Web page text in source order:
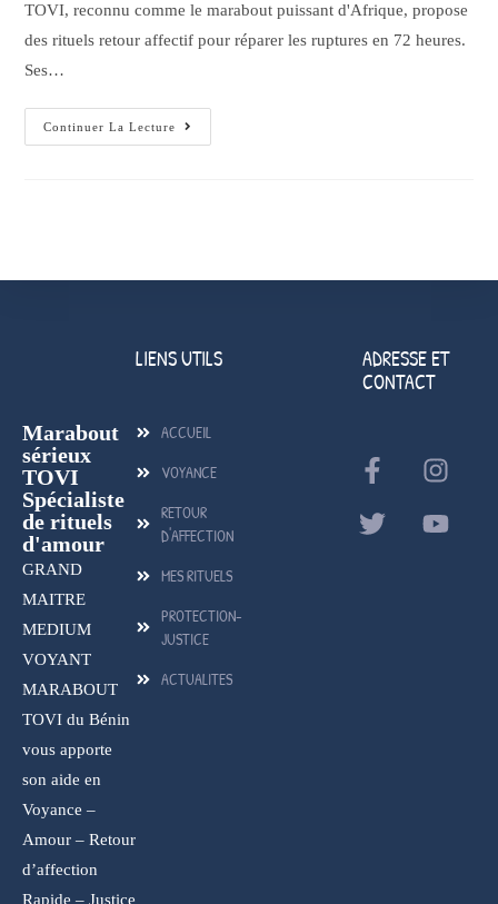
TOVI, reconnu comme le marabout puissant d'Afrique, propose
des rituels retour affectif pour réparer les ruptures en 72 heures.
Ses…
Continuer La Lecture
Marabout
sérieux
TOVI
Spécialiste
de rituels
d'amour
GRAND
MAITRE
MEDIUM
VOYANT
MARABOUT
TOVI du Bénin
vous apporte
son aide en
Voyance –
Amour – Retour
d’affection
Rapide – Justice
LIENS UTILS
ACCUEIL
VOYANCE
RETOUR
D'AFFECTION
MES RITUELS
PROTECTION-
JUSTICE
ACTUALITES
ADRESSE ET
CONTACT